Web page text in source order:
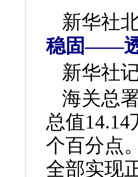
新华社
稳固——透
新华社
海关总
总值
个百分点
全部实现